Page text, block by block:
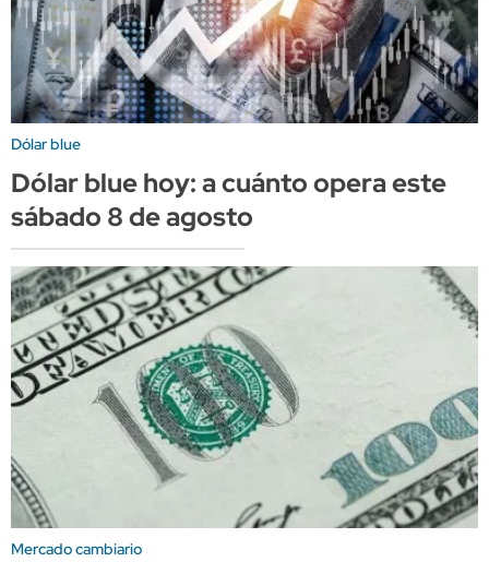
Dólar blue
Dólar blue hoy: a cuánto opera este
sábado 8 de agosto
Mercado cambiario